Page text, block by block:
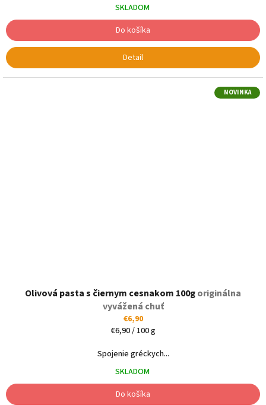
SKLADOM
Do košíka
Detail
NOVINKA
Olivová pasta s čiernym cesnakom 100goriginálna
vyvážená chuť
€6,90
Jednotková
€6,90 / 100 g
Spojenie gréckych...
SKLADOM
Do košíka